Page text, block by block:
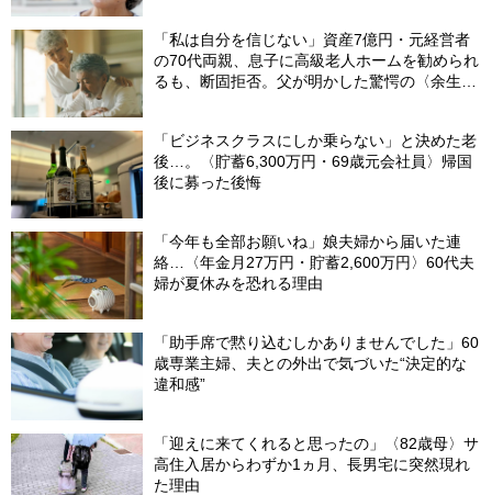
「私は自分を信じない」資産7億円・元経営者
の70代両親、息子に高級老人ホームを勧められ
るも、断固拒否。父が明かした驚愕の〈余生計
「ビジネスクラスにしか乗らない」と決めた老
後…。〈貯蓄6,300万円・69歳元会社員〉帰国
後に募った後悔
「今年も全部お願いね」娘夫婦から届いた連
絡…〈年金月27万円・貯蓄2,600万円〉60代夫
婦が夏休みを恐れる理由
「助手席で黙り込むしかありませんでした」60
歳専業主婦、夫との外出で気づいた“決定的な
違和感”
「迎えに来てくれると思ったの」〈82歳母〉サ
高住入居からわずか1ヵ月、長男宅に突然現れ
た理由